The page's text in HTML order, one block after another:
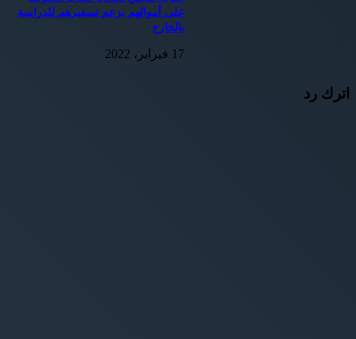
على أموالهم بزعم تسفيرهم للدراسة
بالخارج
17 فبراير، 2022
اترك رد